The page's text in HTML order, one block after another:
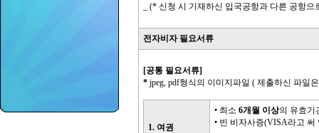
_ (* 신청 시 기재하신 입국공항과 다른 공항
전자비자 필요서류
[공통 필요서류]
* jpeg, pdf형식의 이미지파일 ( 제출하신 파일
1. 여권
• 최소 6개월 이상의 유효기
• 빈 비자사증(VISA라고